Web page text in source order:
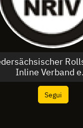
Inline Verband
Segui